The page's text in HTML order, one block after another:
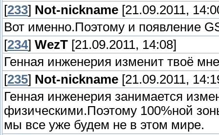
[233] Not-nickname [21.09.2011,
Вот именно.Поэтому и появление
[234] WezT [21.09.2011, 14:08]
Генная инженерия изменит твоё
[235] Not-nickname [21.09.2011,
Генная инженерия занимается
физическими.Поэтому 100%ной
мы все уже будем не в этом мире.